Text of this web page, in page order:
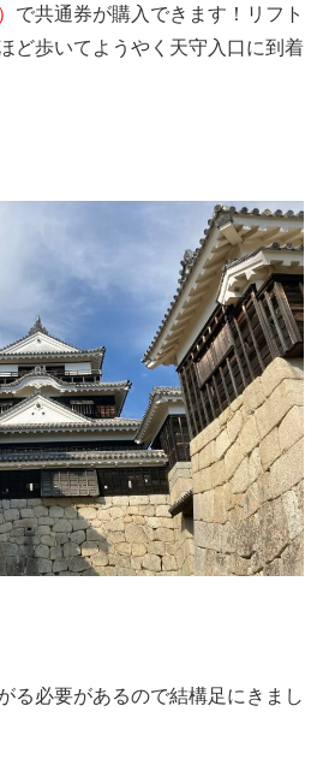
で共通券が購入できます！リフト
ど歩いてようやく天守入口に到着
る必要があるので結構足にきまし